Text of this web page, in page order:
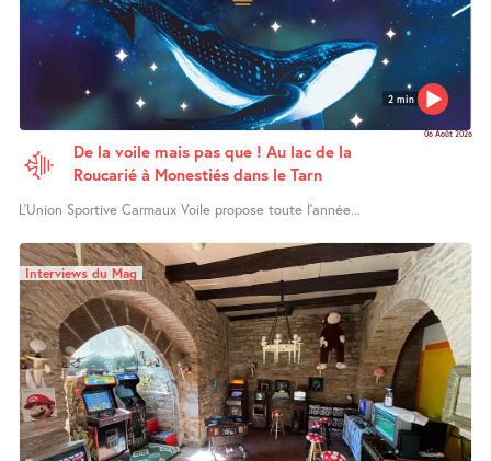
2 min
06 Août 2026
De la voile mais pas que ! Au lac de la
Roucarié à Monestiés dans le Tarn
L’Union Sportive Carmaux Voile propose toute l’année...
Interviews du Mag